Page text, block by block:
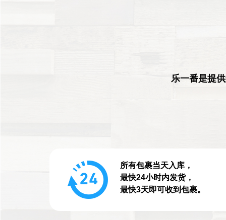
乐一番是提
所有包裹当天入库，
最快24小时内发货，
最快3天即可收到包裹。